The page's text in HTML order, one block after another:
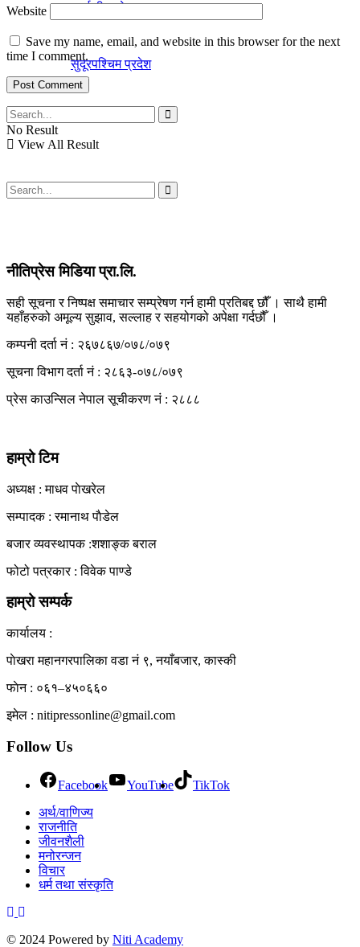
कर्णाली प्रदेश
सुदूरपश्चिम प्रदेश
View All Result
Website
Save my name, email, and website in this browser for the next
time I comment.
No Result
View All Result
नीतिप्रेस मिडिया प्रा.लि.
सही सूचना र निष्पक्ष समाचार सम्प्रेषण गर्न हामी प्रतिबद्द छौँ । साथै हामी
यहाँहरुको अमूल्य सुझाव, सल्लाह र सहयोगको अपेक्षा गर्दछौँ ।
कम्पनी दर्ता नं : २६७८६७/०७८/०७९
सूचना विभाग दर्ता नं : २८६३-०७८/०७९
प्रेस काउन्सिल नेपाल सूचीकरण नं : २८८८
हाम्रो टिम
अध्यक्ष : माधव पाेखरेल
सम्पादक : रमानाथ पाैडेल
बजार व्यवस्थापक :शशाङ्क बराल
फोटो पत्रकार : विवेक पाण्डे
हाम्रो सम्पर्क
कार्यालय :
पाेखरा महानगरपालिका वडा नं ९, नयाँबजार, कास्की
फाेन : ०६१–४५०६६०
इमेल : nitipressonline@gmail.com
Follow Us
Facebook YouTube
TikTok
अर्थ/वाणिज्य
राजनीति
जीवनशैली
मनोरन्जन
विचार
धर्म तथा संस्कृति
© 2024 Powered by Niti Academy